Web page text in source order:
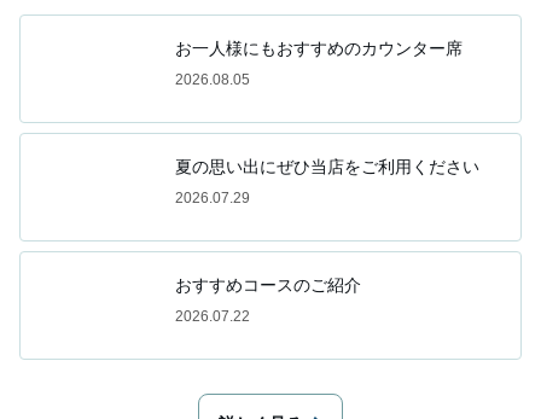
お一人様にもおすすめのカウンター席
2026.08.05
夏の思い出にぜひ当店をご利用ください
2026.07.29
おすすめコースのご紹介
2026.07.22